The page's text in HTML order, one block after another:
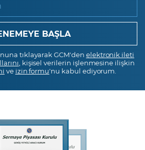
tıklayarak GCM'den elektronik ileti
, kişisel verilerin işlenmesine ilişkin
ve izin formu'nu kabul ediyorum.